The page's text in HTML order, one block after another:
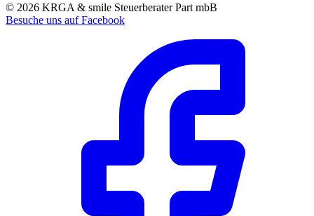
© 2026 KRGA & smile Steuerberater Part mbB
Besuche uns auf Facebook